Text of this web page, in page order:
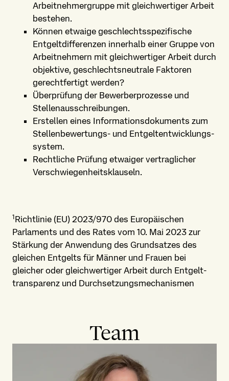
Arbeitnehmer­gruppe mit gleichwertiger Arbeit
bestehen.
Können etwaige geschlechts­spezifische
Entgelt­differenzen innerhalb einer Gruppe von
Arbeitnehmern mit gleichwertiger Arbeit durch
objektive, geschlechts­neutrale Faktoren
gerechtfertigt werden?
Überprüfung der Bewerber­prozesse und
Stellen­ausschreibungen.
Erstellen eines Informations­dokuments zum
Stellen­bewertungs- und Entgelt­entwicklungs­
system.
Rechtliche Prüfung etwaiger vertraglicher
Verschwiegenheits­klauseln.
1Richtlinie (EU) 2023/970 des Europäischen
Parlaments und des Rates vom 10. Mai 2023 zur
Stärkung der Anwendung des Grundsatzes des
gleichen Entgelts für Männer und Frauen bei
gleicher oder gleichwertiger Arbeit durch Entgelt­
transparenz und Durch­setzungs­mechanismen
Team